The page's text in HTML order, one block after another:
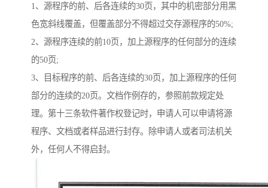
1、源程序的前、后各连续的30页，其中的机密部分用黑
色宽斜线覆盖，但覆盖部分不得超过交存源程序的50%;
2、源程序连续的前10页，加上源程序的任何部分的连续
的50页;
3、目标程序的前、后各连续的30页，加上源程序的任何
部分的连续的20页。文档作例存的，参照前款规定处
理。第十三条软件著作权登记时，申请人可以申请将源
程序、文档或者样品进行封存。除申请人或者司法机关
外，任何人不得启封。